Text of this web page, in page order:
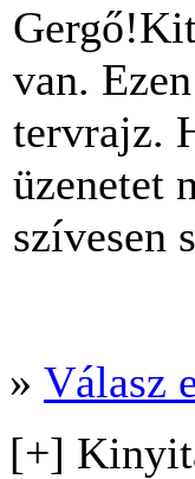
van.
tervrajz.
üzenetet
szívesen
» Válasz
[+]